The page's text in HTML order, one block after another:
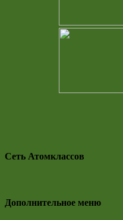
Сеть Атомклассов
Дополнительное меню